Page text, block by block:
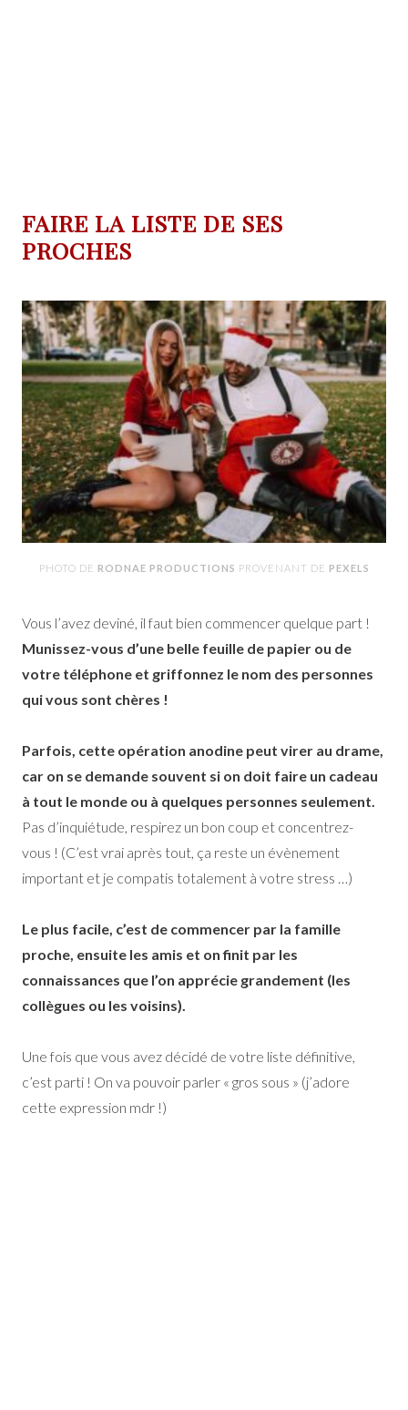
FAIRE LA LISTE DE SES
PROCHES
PHOTO DE RODNAE PRODUCTIONS PROVENANT DE PEXELS
Vous l’avez deviné, il faut bien commencer quelque part !
Munissez-vous d’une belle feuille de papier ou de
votre téléphone et griffonnez le nom des personnes
qui vous sont chères !
Parfois, cette opération anodine peut virer au drame,
car on se demande souvent si on doit faire un cadeau
à tout le monde ou à quelques personnes seulement.
Pas d’inquiétude, respirez un bon coup et concentrez-
vous ! (C’est vrai après tout, ça reste un évènement
important et je compatis totalement à votre stress …)
Le plus facile, c’est de commencer par la famille
proche, ensuite les amis et on finit par les
connaissances que l’on apprécie grandement (les
collègues ou les voisins).
Une fois que vous avez décidé de votre liste définitive,
c’est parti ! On va pouvoir parler « gros sous » (j’adore
cette expression mdr !)